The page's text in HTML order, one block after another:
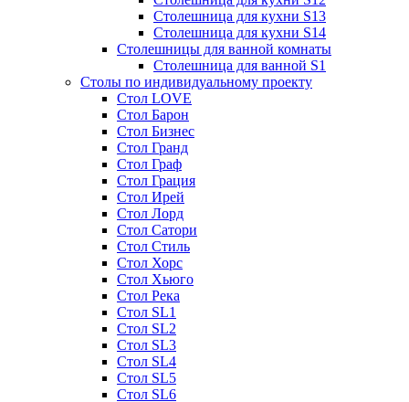
Столешница для кухни S13
Столешница для кухни S14
Столешницы для ванной комнаты
Столешница для ванной S1
Столы по индивидуальному проекту
Стол LOVE
Стол Барон
Стол Бизнес
Стол Гранд
Стол Граф
Стол Грация
Стол Ирей
Стол Лорд
Стол Сатори
Стол Стиль
Стол Хорс
Стол Хьюго
Стол Река
Стол SL1
Стол SL2
Стол SL3
Стол SL4
Стол SL5
Стол SL6